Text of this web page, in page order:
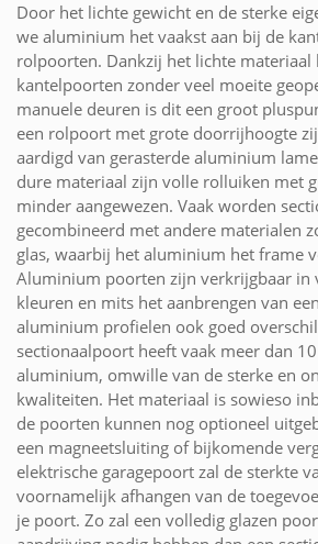
Door het lichte gewicht en de sterke
we aluminium het vaakst aan bij de
rolpoorten. Dankzij het lichte materiaal
kantelpoorten zonder veel moeite
manuele deuren is dit een groot
een rolpoort met grote doorrijhoogte
aardigd van gerasterde aluminium
dure materiaal zijn volle rolluiken met
minder aangewezen. Vaak worden
gecombineerd met andere materialen
glas, waarbij het aluminium het frame
Aluminium poorten zijn verkrijgbaar in
kleuren en mits het aanbrengen van
aluminium profielen ook goed
sectionaalpoort heeft vaak meer dan
aluminium, omwille van de sterke en
kwaliteiten. Het materiaal is sowieso
de poorten kunnen nog optioneel
een magneetsluiting of bijkomende
elektrische garagepoort zal de sterkte
voornamelijk afhangen van de
je poort. Zo zal een volledig glazen